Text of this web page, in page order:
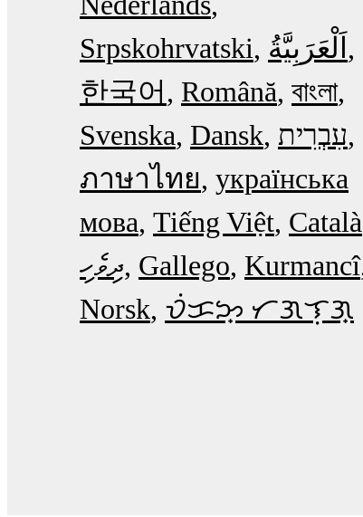
Srpskohrvatski
한국어
Română বাংলা
Svenska Dansk עִבְרִית
ภาษาไทย українська
мова Tiếng Việt Català
ދިވެހި Gallego Kurmancî
Norsk ᜏᜒᜃᜅ᜔ ᜆᜄᜎᜓᜄ᜔